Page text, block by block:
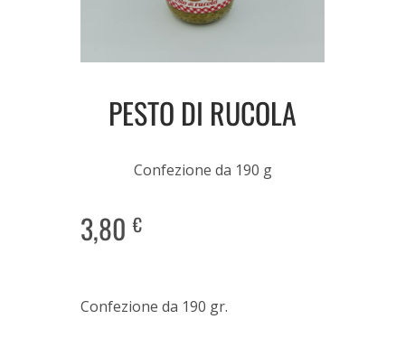
PESTO DI RUCOLA
Confezione da 190 g
3,80€
Confezione da 190 gr.